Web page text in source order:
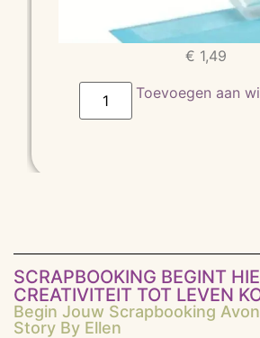
€ 1,49
Toevoegen aan
SCRAPBOOKING BEGINT
CREATIVITEIT TOT LEVEN
Begin Jouw Scrapbooking
Story By Ellen